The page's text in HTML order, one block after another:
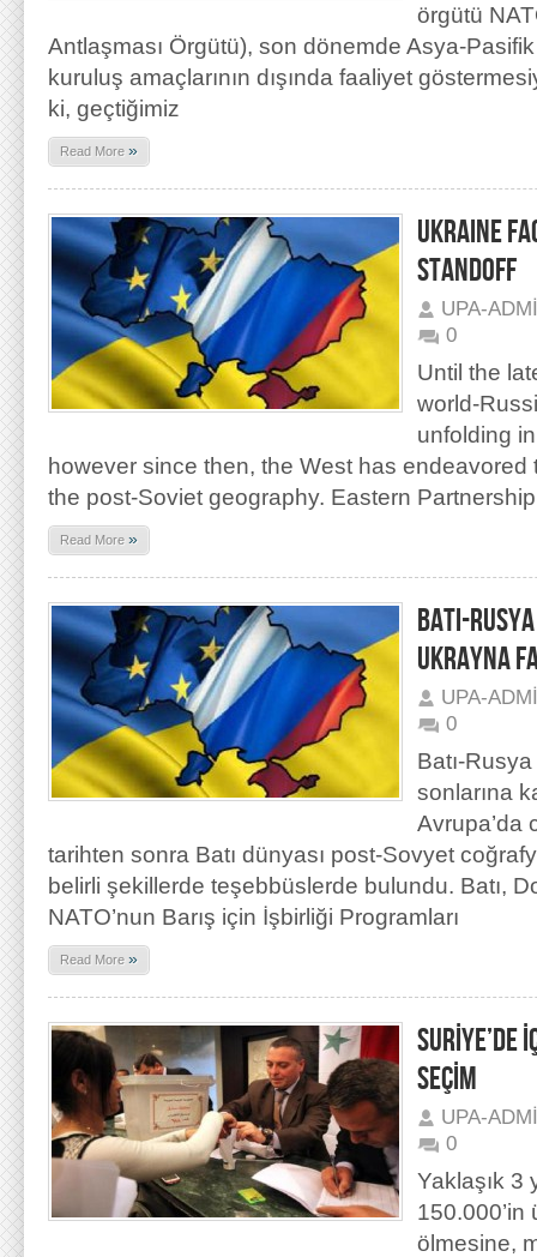
örgütü
Antlaşması Örgütü), son dönemde Asya-
kuruluş amaçlarının dışında faaliyet
ki, geçtiğimiz
Read More »
UKRAINE
STANDOFF
UPA-
0
Until the
world-
unfolding
however since then, the West has endeavored
the post-Soviet geography. Eastern
Read More »
BATI-
UKRAYNA
UPA-
0
Batı-Rusya
sonlarına
Avrupa’da
tarihten sonra Batı dünyası post-Sovyet
belirli şekillerde teşebbüslerde bulundu. Batı,
NATO’nun Barış için İşbirliği Programları
Read More »
SURİYE’DE
SEÇİM
UPA-
0
Yaklaşık 3
150.000’in
ölmesine,